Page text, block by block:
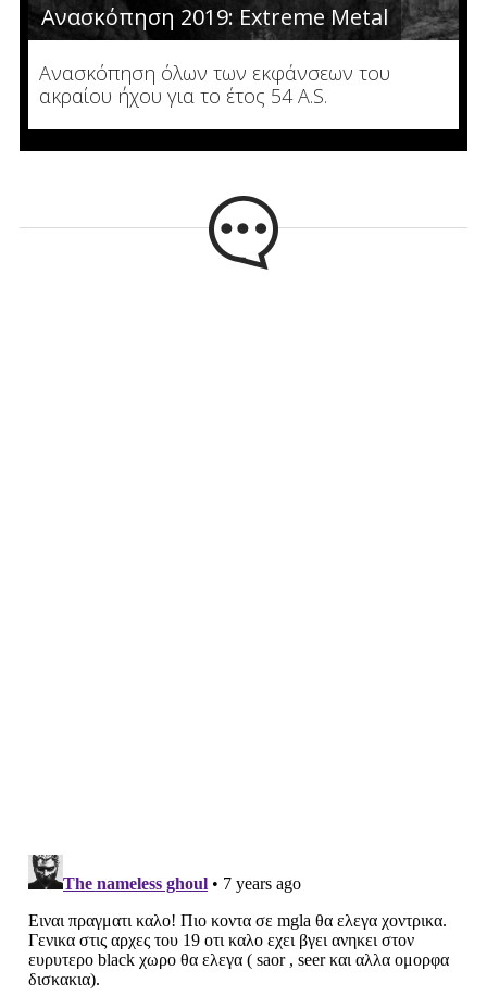
Ανασκόπηση 2019: Extreme Metal
Ανασκόπηση όλων των εκφάνσεων του
ακραίου ήχου για το έτος 54 A.S.